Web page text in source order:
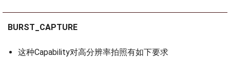
BURST_CAPTURE
这种Capability对高分辨率拍照有如下要求